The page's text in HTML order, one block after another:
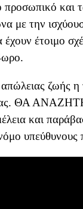
προσωπικό
με την
έτοιμο
απώλειας ζωής
ΘΑ
και